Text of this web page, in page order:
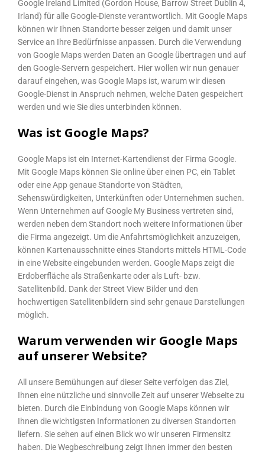
Google Ireland Limited (Gordon House, Barrow Street Dublin 4,
Irland) für alle Google-Dienste verantwortlich. Mit Google Maps
können wir Ihnen Standorte besser zeigen und damit unser
Service an Ihre Bedürfnisse anpassen. Durch die Verwendung
von Google Maps werden Daten an Google übertragen und auf
den Google-Servern gespeichert. Hier wollen wir nun genauer
darauf eingehen, was Google Maps ist, warum wir diesen
Google-Dienst in Anspruch nehmen, welche Daten gespeichert
werden und wie Sie dies unterbinden können.
Was ist Google Maps?
Google Maps ist ein Internet-Kartendienst der Firma Google.
Mit Google Maps können Sie online über einen PC, ein Tablet
oder eine App genaue Standorte von Städten,
Sehenswürdigkeiten, Unterkünften oder Unternehmen suchen.
Wenn Unternehmen auf Google My Business vertreten sind,
werden neben dem Standort noch weitere Informationen über
die Firma angezeigt. Um die Anfahrtsmöglichkeit anzuzeigen,
können Kartenausschnitte eines Standorts mittels HTML-Code
in eine Website eingebunden werden. Google Maps zeigt die
Erdoberfläche als Straßenkarte oder als Luft- bzw.
Satellitenbild. Dank der Street View Bilder und den
hochwertigen Satellitenbildern sind sehr genaue Darstellungen
möglich.
Warum verwenden wir Google Maps
auf unserer Website?
All unsere Bemühungen auf dieser Seite verfolgen das Ziel,
Ihnen eine nützliche und sinnvolle Zeit auf unserer Webseite zu
bieten. Durch die Einbindung von Google Maps können wir
Ihnen die wichtigsten Informationen zu diversen Standorten
liefern. Sie sehen auf einen Blick wo wir unseren Firmensitz
haben. Die Wegbeschreibung zeigt Ihnen immer den besten